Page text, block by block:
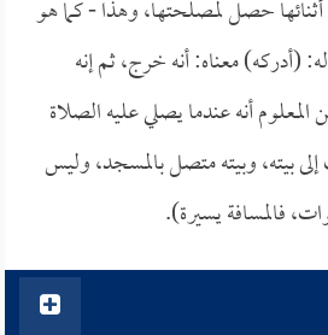
أثنائها حصل لمصلحتها، وهذا - كما هو
(أدركه) معناه: أنه خرج، ثم إنه
أنه عندما يصلي عليه الصلاة
بيته، وبيته متصل بالمسجد، وليس
فالمسافة يسيرة).